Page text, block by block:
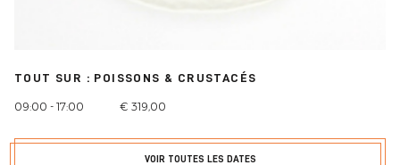
TOUT SUR : POISSONS & CRUSTACÉS
09:00 - 17:00 € 319,00
VOIR TOUTES LES DATES